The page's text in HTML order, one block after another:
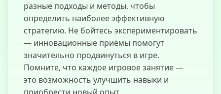
разные подходы и методы, чтобы
определить наиболее эффективную
стратегию. Не бойтесь экспериментировать
— инновационные приёмы помогут
значительно продвинуться в игре.
Помните, что каждое игровое занятие —
это возможность улучшить навыки и